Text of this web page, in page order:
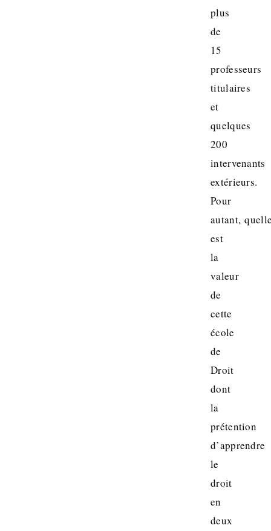
plus
de
15
professeurs
titulaires
et
quelques
200
intervenants
extérieurs.
Pour
autant,
est
la
valeur
de
cette
école
de
Droit
dont
la
prétention
d’apprendre
le
droit
en
deux